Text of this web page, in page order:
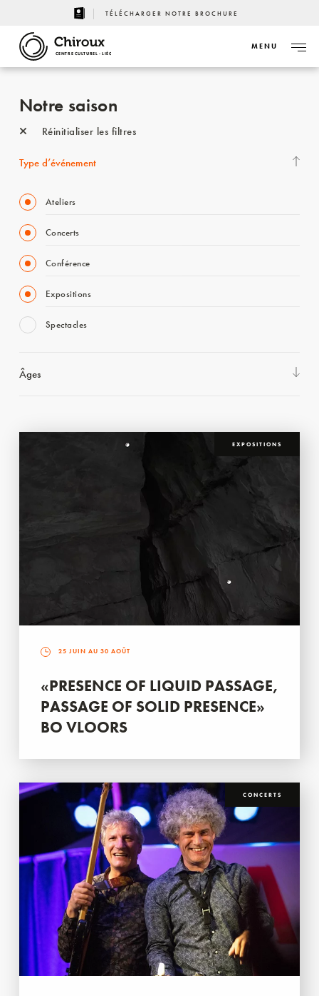
TÉLÉCHARGER NOTRE BROCHURE
CENTRE CULTUREL - LIÈGE
MENU
Notre saison
Réinitialiser les filtres
Type d’événement
Ateliers
Concerts
Conférence
Expositions
Spectacles
Âges
EXPOSITIONS
25 JUIN AU 30 AOÛT
«PRESENCE OF LIQUID PASSAGE,
PASSAGE OF SOLID PRESENCE»
BO VLOORS
CONCERTS